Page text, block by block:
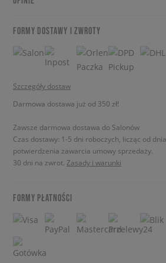
FORMY DOSTAWY I ZWROTY
Szczegóły dostaw
Darmowa dostawa już od 350 zł!
Zawsze darmowa dostawa do Salonów
Czas dostawy: 1-5 dni roboczych, licząc od
potwierdzenia zawarcia umowy sprzedaży.
30 dni na zwrot. Zasady i warunki
FORMY PŁATNOŚCI